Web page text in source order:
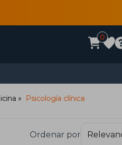
0
Psicología clínica
Ordenar por